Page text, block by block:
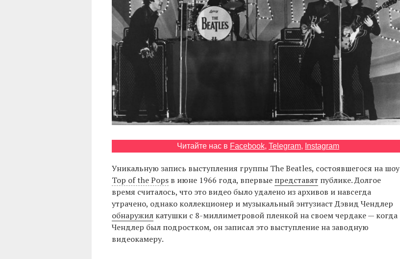
Читайте нас в Facebook, Telegram, Instagram
Уникальную запись выступления группы The Beatles, состоявшегося на шоу
Top of the Popsв июне 1966 года, впервые представят публике. Долгое
время считалось, что это видео было удалено из архивов и навсегда
утрачено, однако коллекционер и музыкальный энтузиаст Дэвид Чендлер
обнаружилкатушки с 8-миллиметровой пленкой на своем чердаке — когда
Чендлер был подростком, он записал это выступление на заводную
видеокамеру.